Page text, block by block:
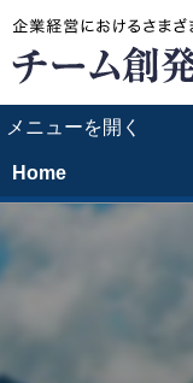
Home